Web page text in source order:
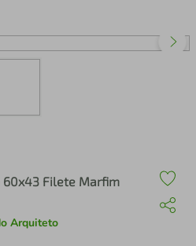
60x43 Filete Marfim
Arquiteto